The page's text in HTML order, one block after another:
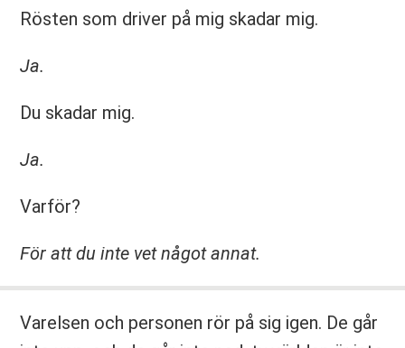
Rösten som driver på mig skadar mig.
Ja.
Du skadar mig.
Ja.
Varför?
För att du inte vet något annat.
Varelsen och personen rör på sig igen. De går